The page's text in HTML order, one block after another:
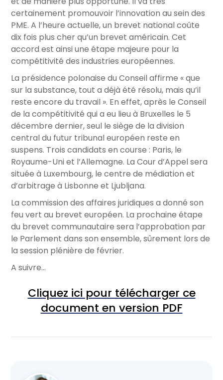
certainement promouvoir l’innovation au sein des
PME. A l’heure actuelle, un brevet national coûte
dix fois plus cher qu’un brevet américain. Cet
accord est ainsi une étape majeure pour la
compétitivité des industries européennes.
La présidence polonaise du Conseil affirme « que
sur la substance, tout a déjà été résolu, mais qu’il
reste encore du travail ». En effet, après le Conseil
de la compétitivité qui a eu lieu à Bruxelles le 5
décembre dernier, seul le siège de la division
central du futur tribunal européen reste en
suspens. Trois candidats en course : Paris, le
Royaume-Uni et l’Allemagne. La Cour d’Appel sera
située à Luxembourg, le centre de médiation et
d’arbitrage à Lisbonne et Ljubljana.
La commission des affaires juridiques a donné son
feu vert au brevet européen. La prochaine étape
du brevet communautaire sera l’approbation par
le Parlement dans son ensemble, sûrement lors de
la session plénière de février.
A suivre…
Cliquez ici pour télécharger ce
document en version PDF